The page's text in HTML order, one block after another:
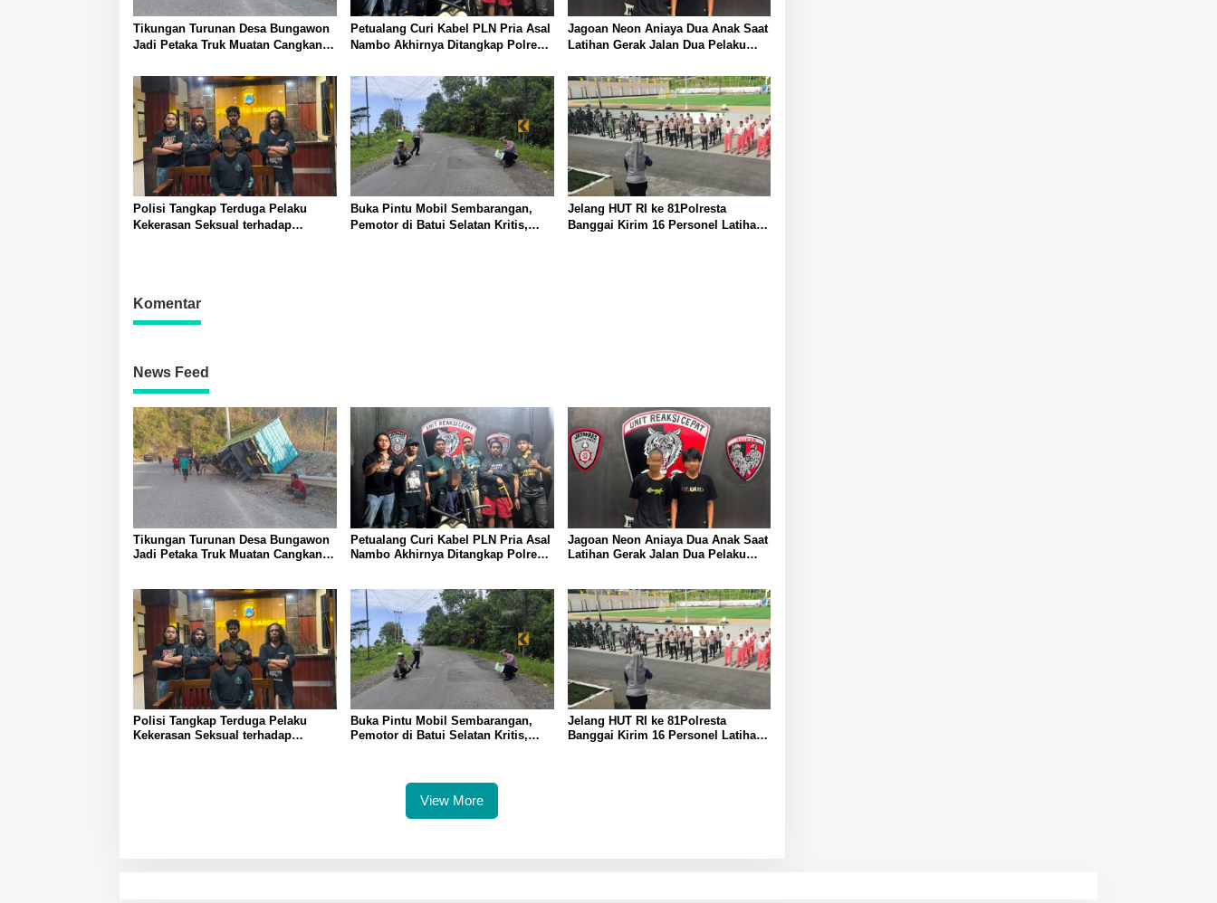
Tikungan Turunan Desa Bungawon
Jadi Petaka Truk Muatan Cangkang
Petualang Curi Kabel PLN Pria Asal
Nambo Akhirnya Ditangkap Polresta
Jagoan Neon Aniaya Dua Anak Saat
Latihan Gerak Jalan Dua Pelaku
Polisi Tangkap Terduga Pelaku
Kekerasan Seksual terhadap
Buka Pintu Mobil Sembarangan,
Pemotor di Batui Selatan Kritis,
Jelang HUT RI ke 81Polresta
Banggai Kirim 16 Personel Latihan
Komentar
News Feed
Tikungan Turunan Desa Bungawon
Jadi Petaka Truk Muatan Cangkang
Petualang Curi Kabel PLN Pria Asal
Nambo Akhirnya Ditangkap Polresta
Jagoan Neon Aniaya Dua Anak Saat
Latihan Gerak Jalan Dua Pelaku
Polisi Tangkap Terduga Pelaku
Kekerasan Seksual terhadap
Buka Pintu Mobil Sembarangan,
Pemotor di Batui Selatan Kritis,
Jelang HUT RI ke 81Polresta
Banggai Kirim 16 Personel Latihan
View More